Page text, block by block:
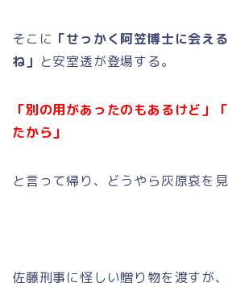
そこに 「せっかく阿笠博士に会え
ね」 と安室透が登場する。
「別の用があったのもあるけど」
たから」
と言って帰り、どうやら灰原哀を
佐藤刑事に怪しい贈り物を渡すが